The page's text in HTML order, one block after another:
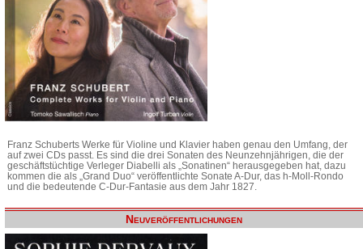
Franz Schuberts Werke für Violine und Klavier haben genau den Umfang, der
auf zwei CDs passt. Es sind die drei Sonaten des Neunzehnjährigen, die der
geschäftstüchtige Verleger Diabelli als „Sonatinen“ herausgegeben hat, dazu
kommen die als „Grand Duo“ veröffentlichte Sonate A-Dur, das h-Moll-Rondo
und die bedeutende C-Dur-Fantasie aus dem Jahr 1827.
Neuveröffentlichungen